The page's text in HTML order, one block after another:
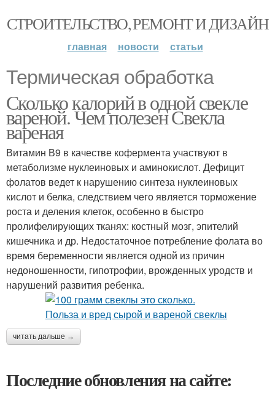
СТРОИТЕЛЬСТВО, РЕМОНТ И ДИЗАЙН
главная новости статьи
Термическая обработка
Сколько калорий в одной свекле
вареной. Чем полезен Свекла
вареная
Витамин В9 в качестве кофермента участвуют в
метаболизме нуклеиновых и аминокислот. Дефицит
фолатов ведет к нарушению синтеза нуклеиновых
кислот и белка, следствием чего является торможение
роста и деления клеток, особенно в быстро
пролифелирующих тканях: костный мозг, эпителий
кишечника и др. Недостаточное потребление фолата во
время беременности является одной из причин
недоношенности, гипотрофии, врожденных уродств и
нарушений развития ребенка.
читать дальше →
Последние обновления на сайте: